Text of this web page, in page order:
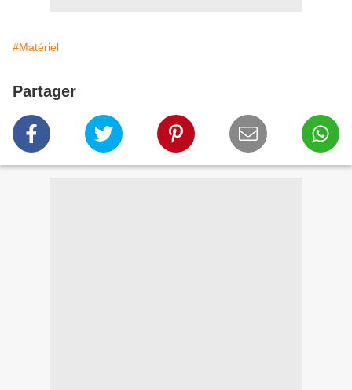
#Matériel
Partager